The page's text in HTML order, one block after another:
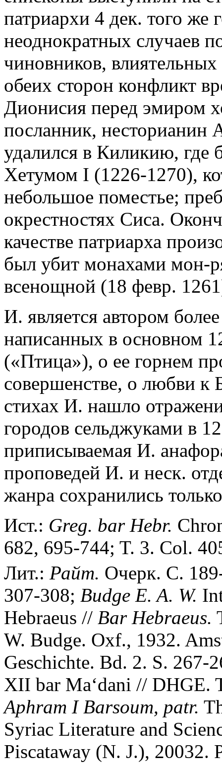
патриархи 4 дек. того же
неоднократных случаев
чиновников,
обеих сторон конфликт
Дионисия перед эмиром
посланник,
удалился в Киликию, где
Хетумом I (1226-1270),
небольшое поместье;
окрестностях Сиса.
качестве патриарха
был убит монахами мон-
всенощной (18 февр.
И. является автором
написанных в основном
(«Птица»), о ее горнем
совершенстве, о любви к
стихах И. нашло
городов сельджуками в
приписываемая И.
проповедей И. и неск.
жанра сохранились
Ист.: Greg. bar Hebr.
682, 695-744; T. 3. Col.
Лит.: Райт. Очерк. С.
307-308; Budge E. A. W.
Hebraeus // Bar Hebraeus.
W. Budge. Oxf., 1932.
Geschichte. Bd. 2. S. 267-
XII bar Ma‘dani // DHGE.
Aphram I Barsoum, patr.
Syriac Literature and
Piscataway (N. J.), 20032.